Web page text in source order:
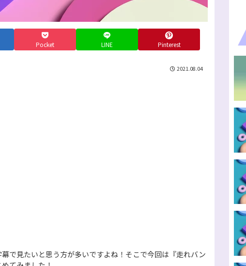
Pocket LINE Pinterest
2021.08.04
で見たいと思う方が多いですよね！そこで今回は『走れバン